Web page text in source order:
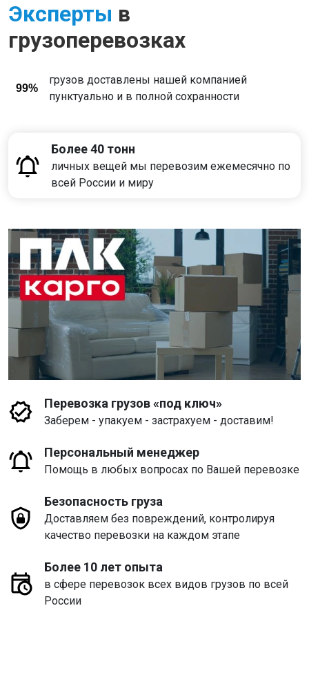
Эксперты в
грузоперевозках
99%
грузов доставлены нашей компанией
пунктуально и в полной сохранности
Более 40 тонн
личных вещей мы перевозим ежемесячно по
всей России и миру
Перевозка грузов «под ключ»
Заберем - упакуем - застрахуем - доставим!
Персональный менеджер
Помощь в любых вопросах по Вашей перевозке
Безопасность груза
Доставляем без повреждений, контролируя
качество перевозки на каждом этапе
Более 10 лет опыта
в сфере перевозок всех видов грузов по всей
России